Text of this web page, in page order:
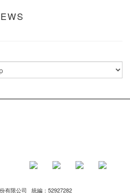
好好
有限公司 統編：52927282